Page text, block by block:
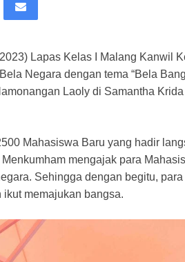
Lapas Kelas I Malang Kanwil
Negara dengan tema “Bela
Laoly di Samantha
Mahasiswa Baru yang hadir
mengajak para
Sehingga dengan begitu,
memajukan bangsa.